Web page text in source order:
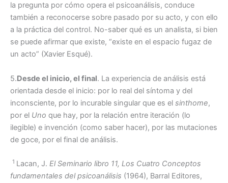
la pregunta por cómo opera el psicoanálisis, conduce
también a reconocerse sobre pasado por su acto, y con ello
a la práctica del control. No-saber qué es un analista, si bien
se puede afirmar que existe, “existe en el espacio fugaz de
un acto” (Xavier Esqué).
5.Desde el inicio, el final. La experiencia de análisis está
orientada desde el inicio: por lo real del síntoma y del
inconsciente, por lo incurable singular que es el sinthome,
por el Uno que hay, por la relación entre iteración (lo
ilegible) e invención (como saber hacer), por las mutaciones
de goce, por el final de análisis.
1 Lacan, J. El Seminario libro 11, Los Cuatro Conceptos
fundamentales del psicoanálisis (1964), Barral Editores,